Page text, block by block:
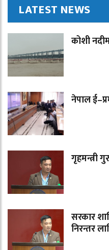
LATEST NEWS
कोशी
नेपाल
गृहमन्त्री
सरकार
निरन्तर